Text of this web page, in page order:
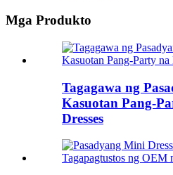
Mga Produkto
Tagagawa ng
Kasuotan Pang-
Dresses